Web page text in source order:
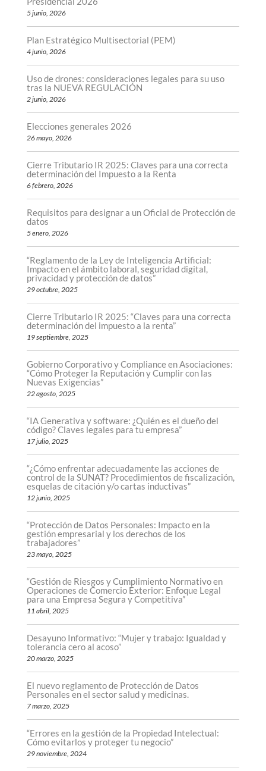
5 junio, 2026
Plan Estratégico Multisectorial (PEM)
4 junio, 2026
Uso de drones: consideraciones legales para su uso
tras la NUEVA REGULACIÓN
2 junio, 2026
Elecciones generales 2026
26 mayo, 2026
Cierre Tributario IR 2025: Claves para una correcta
determinación del Impuesto a la Renta
6 febrero, 2026
Requisitos para designar a un Oficial de Protección de
datos
5 enero, 2026
“Reglamento de la Ley de Inteligencia Artificial:
Impacto en el ámbito laboral, seguridad digital,
privacidad y protección de datos”
29 octubre, 2025
Cierre Tributario IR 2025: “Claves para una correcta
determinación del impuesto a la renta”
19 septiembre, 2025
Gobierno Corporativo y Compliance en Asociaciones:
“Cómo Proteger la Reputación y Cumplir con las
Nuevas Exigencias”
22 agosto, 2025
“IA Generativa y software: ¿Quién es el dueño del
código? Claves legales para tu empresa”
17 julio, 2025
“¿Cómo enfrentar adecuadamente las acciones de
control de la SUNAT? Procedimientos de fiscalización,
esquelas de citación y/o cartas inductivas”
12 junio, 2025
“Protección de Datos Personales: Impacto en la
gestión empresarial y los derechos de los
trabajadores”
23 mayo, 2025
“Gestión de Riesgos y Cumplimiento Normativo en
Operaciones de Comercio Exterior: Enfoque Legal
para una Empresa Segura y Competitiva”
11 abril, 2025
Desayuno Informativo: “Mujer y trabajo: Igualdad y
tolerancia cero al acoso”
20 marzo, 2025
El nuevo reglamento de Protección de Datos
Personales en el sector salud y medicinas.
7 marzo, 2025
“Errores en la gestión de la Propiedad Intelectual:
Cómo evitarlos y proteger tu negocio”
29 noviembre, 2024